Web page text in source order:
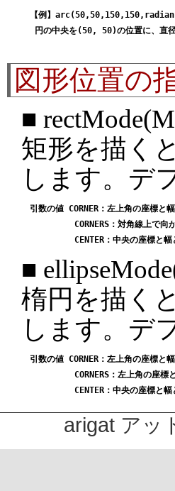
【例】
図形位置の
■
矩形を描く
します。デ
引数の値 CORNER：左上角の座標と
CORNERS：対角線上で向
■
楕円を描く
します。デ
引数の値 CORNER：左上角の座標と
CORNERS：左上角の座標と
arigat アッ